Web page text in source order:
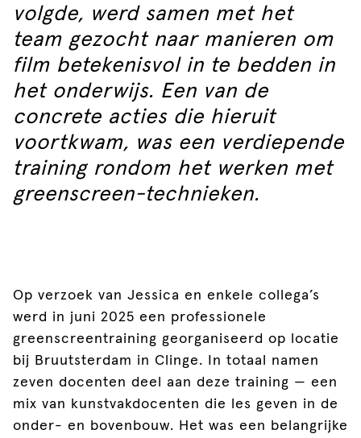
volgde, werd samen met het
team gezocht naar manieren om
film betekenisvol in te bedden in
het onderwijs. Een van de
concrete acties die hieruit
voortkwam, was een verdiepende
training rondom het werken met
greenscreen-technieken.
Op verzoek van Jessica en enkele collega’s
werd in juni 2025 een professionele
greenscreentraining georganiseerd op locatie
bij Bruutsterdam in Clinge. In totaal namen
zeven docenten deel aan deze training — een
mix van kunstvakdocenten die les geven in de
onder- en bovenbouw. Het was een belangrijke